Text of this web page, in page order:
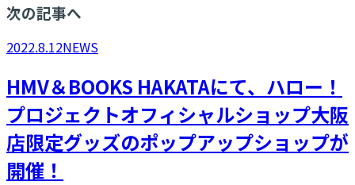
次の記事へ
2022.8.12NEWS
HMV＆BOOKS HAKATAにて、ハロー！
プロジェクトオフィシャルショップ大阪
店限定グッズのポップアップショップが
開催！